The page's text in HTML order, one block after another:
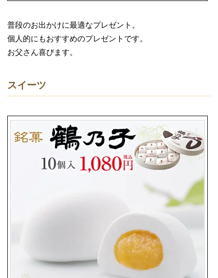
普段のお出かけに最適なプレゼント。
個人的にもおすすめのプレゼントです。
お父さん喜びます。
スイーツ